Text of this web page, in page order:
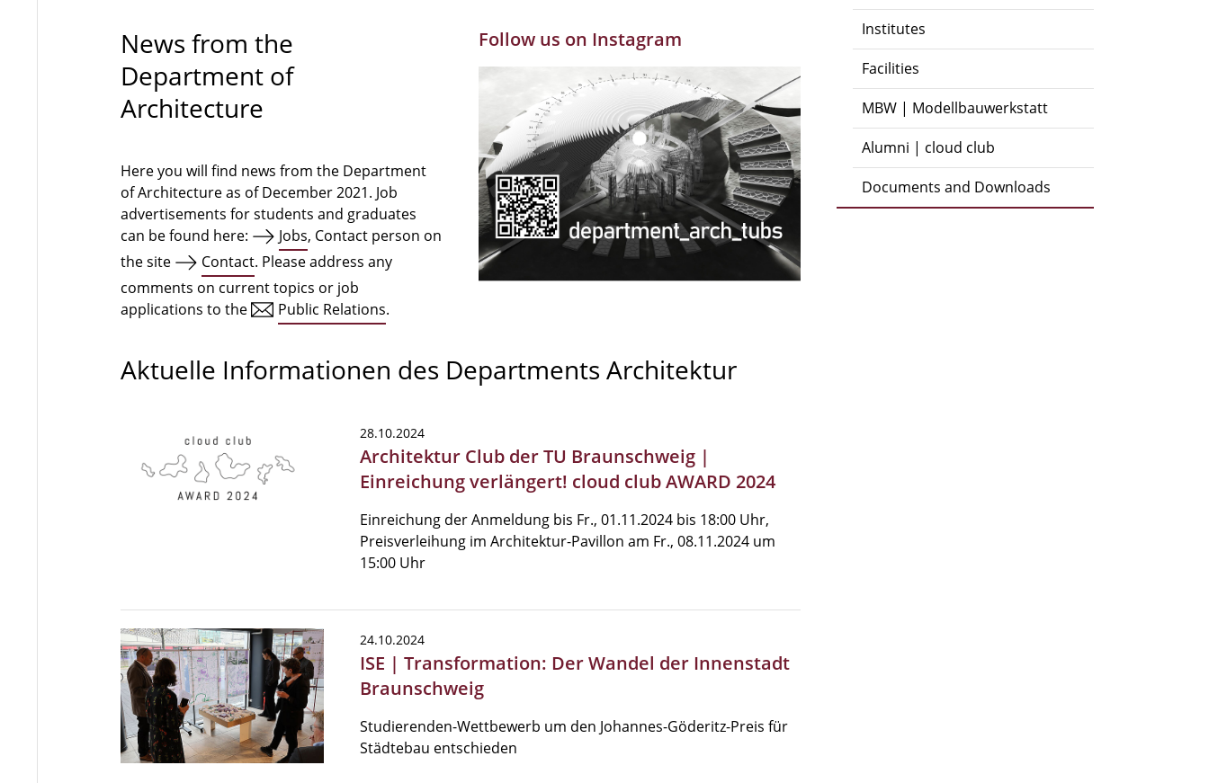
Institutes
Facilities
MBW | Modellbauwerkstatt
Alumni | cloud club
Documents and Downloads
News from the
Department of
Architecture
Here you will find news from the Department
of Architecture as of December 2021. Job
advertisements for students and graduates
can be found here:
Jobs, Contact person on
the site
Contact. Please address any
comments on current topics or job
applications to the
Public Relations.
Follow us on Instagram
Aktuelle Informationen des Departments Architektur
28.10.2024
Architektur Club der TU Braunschweig |
Einreichung verlängert! cloud club AWARD 2024
Einreichung der Anmeldung bis Fr., 01.11.2024 bis 18:00 Uhr,
Preisverleihung im Architektur-Pavillon am Fr., 08.11.2024 um
15:00 Uhr
24.10.2024
ISE | Transformation: Der Wandel der Innenstadt
Braunschweig
Studierenden-Wettbewerb um den Johannes-Göderitz-Preis für
Städtebau entschieden